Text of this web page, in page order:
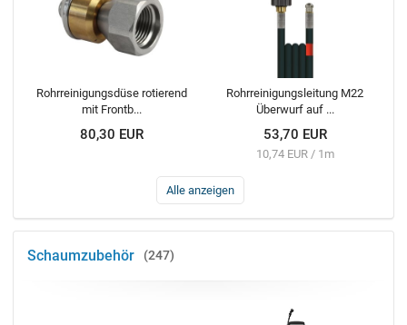
Rohrreinigungsdüse rotierend
mit Frontb...
80,30 EUR
Rohrreinigungsleitung M22
Überwurf auf ...
53,70 EUR
10,74 EUR / 1m
Alle anzeigen
Schaumzubehör 247